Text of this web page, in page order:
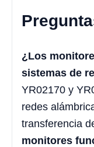
¿Los
sistemas de
YR02170 y
redes
transferencia
monitores